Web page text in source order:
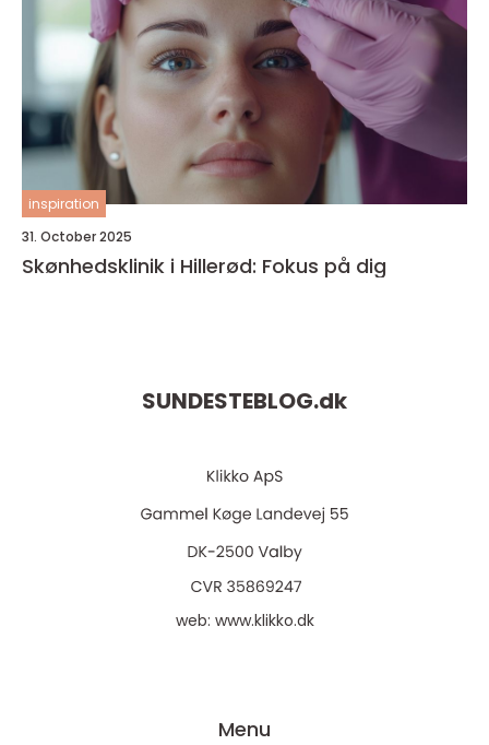
inspiration
31. October 2025
Skønhedsklinik i Hillerød: Fokus på dig
SUNDESTEBLOG.dk
web: www.klikko.dk
Menu